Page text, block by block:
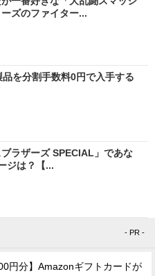
ズのファイター...
を分割手数料0円で入手する
ブラザーズ SPECIAL」であな
ジは？【...
- PR -
円分】Amazonギフトカードが